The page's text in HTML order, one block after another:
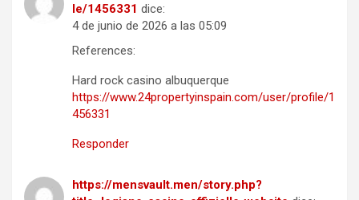
le/1456331 dice:
4 de junio de 2026 a las 05:09
References:
Hard rock casino albuquerque
https://www.24propertyinspain.com/user/profile/1
456331
Responder
https://mensvault.men/story.php?